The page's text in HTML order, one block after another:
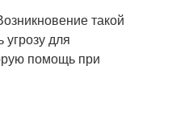
такой
для
помощь при